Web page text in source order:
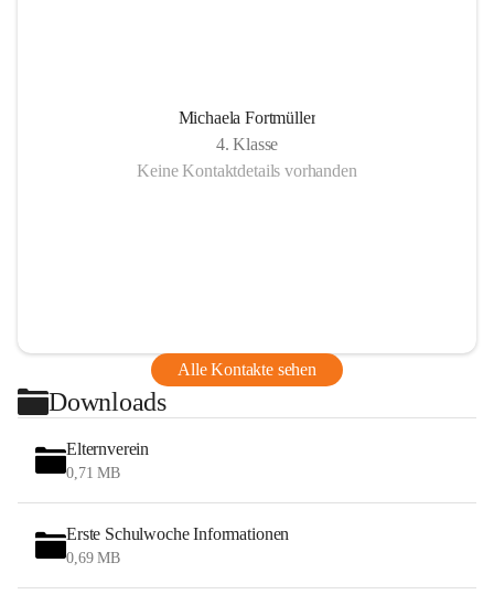
Michaela Fortmüller
4. Klasse
Keine Kontaktdetails vorhanden
Alle Kontakte sehen
Downloads
Elternverein
0,71 MB
Erste Schulwoche Informationen
0,69 MB